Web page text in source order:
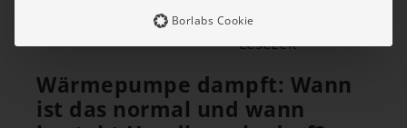
6 Minuten
Lesezeit
Wärmepumpe dampft: Wann
ist das normal und wann
Borlabs Cookie